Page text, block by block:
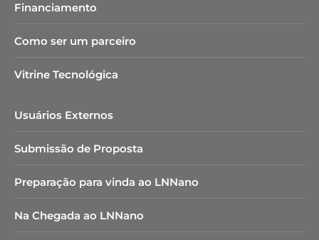
Financiamento
Como ser um parceiro
Vitrine Tecnológica
Usuários Externos
Submissão de Proposta
Preparação para vinda ao LNNano
Na Chegada ao LNNano